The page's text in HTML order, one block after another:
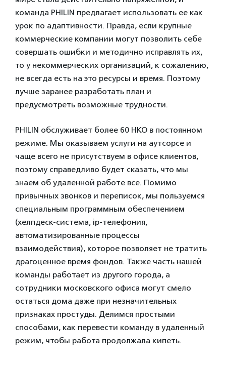
команда PHILIN предлагает использовать ее как
урок по адаптивности. Правда, если крупные
коммерческие компании могут позволить себе
совершать ошибки и методично исправлять их,
то у некоммерческих организаций, к сожалению,
не всегда есть на это ресурсы и время. Поэтому
лучше заранее разработать план и
предусмотреть возможные трудности.
PHILIN обслуживает более 60 НКО в постоянном
режиме. Мы оказываем услуги на аутсорсе и
чаще всего не присутствуем в офисе клиентов,
поэтому справедливо будет сказать, что мы
знаем об удаленной работе все. Помимо
привычных звонков и переписок, мы пользуемся
специальным программным обеспечением
(хелпдеск-система, ip-телефония,
автоматизированные процессы
взаимодействия), которое позволяет не тратить
драгоценное время фондов. Также часть нашей
команды работает из другого города, а
сотрудники московского офиса могут смело
остаться дома даже при незначительных
признаках простуды. Делимся простыми
способами, как перевести команду в удаленный
режим, чтобы работа продолжала кипеть.